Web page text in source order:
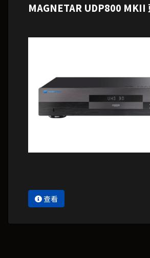
查看
MAGNETAR UDP800 MKII